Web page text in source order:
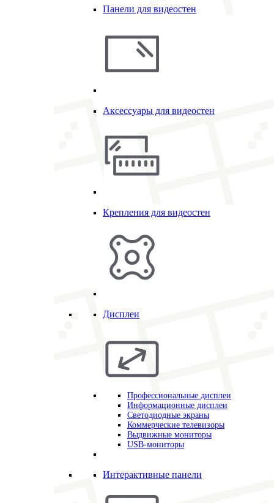
Панели для видеостен
Аксессуары для видеостен
Крепления для видеостен
Дисплеи
Профессиональные дисплеи
Информационные дисплеи
Светодиодные экраны
Коммерческие телевизоры
Выдвижные мониторы
USB-мониторы
Интерактивные панели